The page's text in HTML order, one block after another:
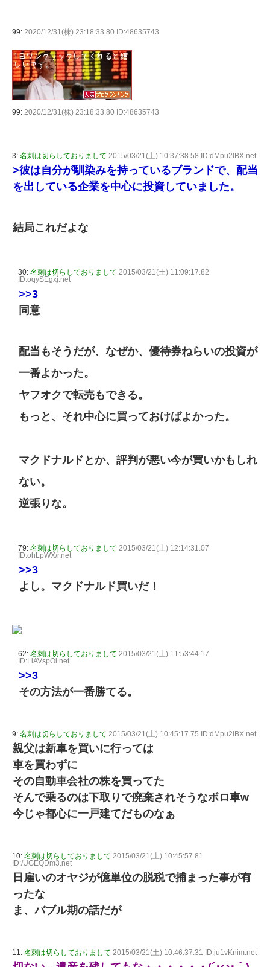
99: 2020/12/31(株) 23:18:33.80 ID:48635743
99: 2020/12/31(株) 23:18:33.80 ID:48635743
3: 名刺は切らしておりまして 2015/03/21(土) 10:37:38.58 ID:dMpu2lBX.net
>彼は自分が馴染みを持っているブランドで、配当
を出している企業を中心に投資していました。
結局これだよな
30: 名刺は切らしておりまして 2015/03/21(土) 11:09:17.82
ID:oqySEgxj.net
>>3
同意
配当もそうだが、なぜか、優待券ねらいの投資が
一番よかった。
ヤフオクで転売もできる。
もっと、それ中心に買っておけばよかった。
マクドナルドとか、評判が悪い今が買いかもしれ
ない。
逆張りな。
79: 名刺は切らしておりまして 2015/03/21(土) 12:14:31.07
ID:ohLpWX/r.net
>>3
よし。マクドナルド買いだ！
62: 名刺は切らしておりまして 2015/03/21(土) 11:53:44.17
ID:LlAVspOi.net
>>3
その方法が一番勝てる。
9: 名刺は切らしておりまして 2015/03/21(土) 10:45:17.75 ID:dMpu2lBX.net
親父は新車を買いに行っては
車を買わずに
その自動車会社の株を買ってた
そんで乗るのは下取りで廃棄されそうなボロ車w
今じゃ都心に一戸建てだものなぁ
10: 名刺は切らしておりまして 2015/03/21(土) 10:45:57.81
ID:/UGEQDm3.net
日雇いのオヤジが億単位の脱税で捕まった事が有
ったな
ま、バブル期の話だが
11: 名刺は切らしておりまして 2015/03/21(土) 10:46:37.31 ID:ju1vKnim.net